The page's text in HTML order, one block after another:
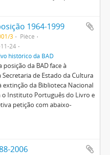
1964-1999
3
Pièce
24
histórico da BAD
da BAD face à
de Estado da Cultura
extinção da Biblioteca Nacional
o Instituto Português do Livro e
petição com abaixo-
2006